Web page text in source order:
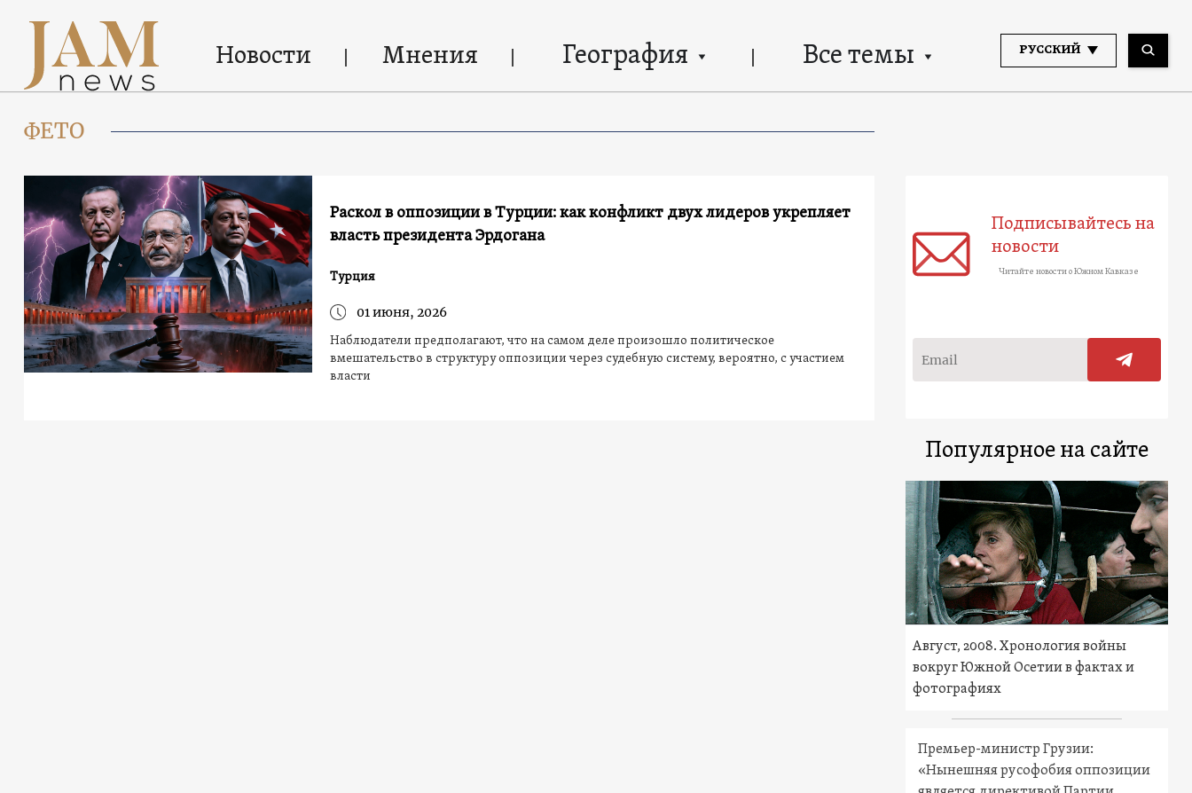
Новости Мнения География Все темы РУССКИЙ
ФЕТО
Раскол в оппозиции в Турции: как конфликт двух лидеров укрепляет
власть президента Эрдогана
Турция
01 июня, 2026
Наблюдатели предполагают, что на самом деле произошло политическое
вмешательство в структуру оппозиции через судебную систему, вероятно, с участием
власти
Подписывайтесь на
новости
Читайте новости о Южном Кавказе
Популярное на сайте
Август, 2008. Хронология войны
вокруг Южной Осетии в фактах и
фотографиях
Премьер-министр Грузии:
«Нынешняя русофобия оппозиции